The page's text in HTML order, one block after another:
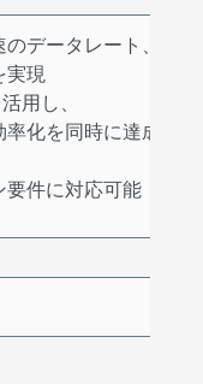
データレート、
実現
用し、
化を同時に達成可能
件に対応可能